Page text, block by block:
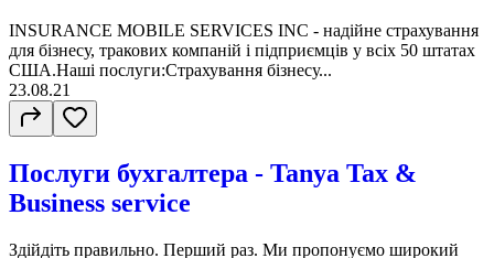
INSURANCE MOBILE SERVICES INC - надійне страхування
для бізнесу, тракових компаній і підприємців у всіх 50 штатах
США.Наші послуги:Страхування бізнесу...
23.08.21
Послуги бухгалтера - Tanya Tax &
Business service
Здійдіть правильно. Перший раз. Ми пропонуємо широкий